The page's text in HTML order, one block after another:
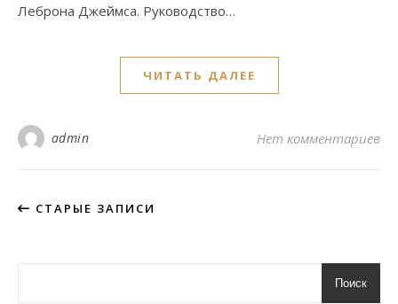
Леброна Джеймса. Руководство…
ЧИТАТЬ ДАЛЕЕ
admin Нет комментариев
СТАРЫЕ ЗАПИСИ
Поиск